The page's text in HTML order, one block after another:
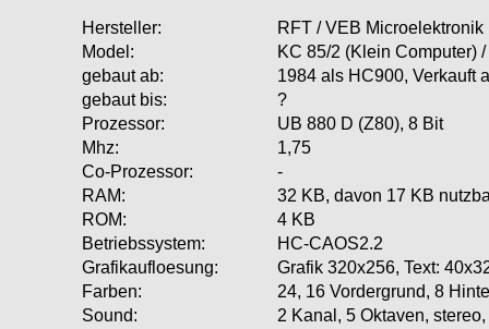
Hersteller:
RFT / VEB
Model:
KC 85/2 (Klein Computer)
gebaut ab:
1984 als HC900, Verkauft
gebaut bis:
?
Prozessor:
UB 880 D (Z80), 8 Bit
Mhz:
1,75
Co-Prozessor:
-
RAM:
32 KB, davon 17 KB
ROM:
4 KB
Betriebssystem:
HC-CAOS2.2
Grafikaufloesung:
Grafik 320x256, Text:
Farben:
24, 16 Vordergrund, 8
Sound:
2 Kanal, 5 Oktaven,